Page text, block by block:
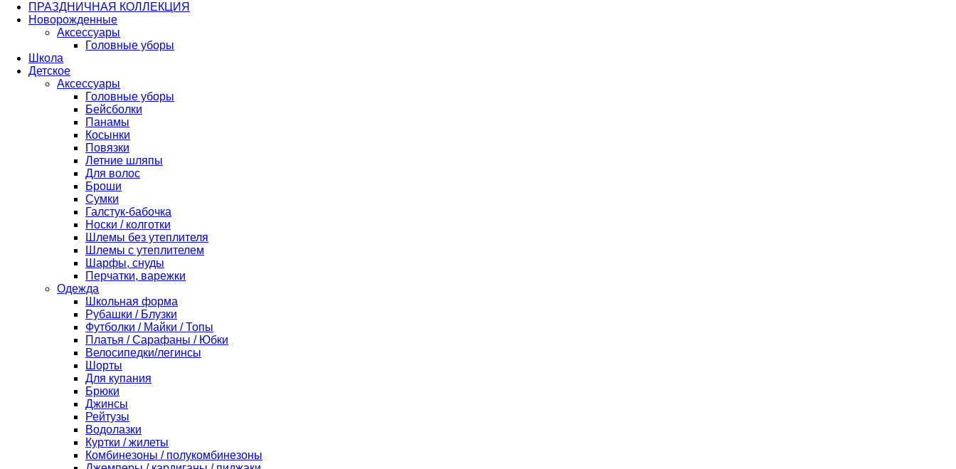
ПРАЗДНИЧНАЯ КОЛЛЕКЦИЯ
Новорожденные
Аксессуары
Головные уборы
Школа
Детское
Аксессуары
Головные уборы
Бейсболки
Панамы
Косынки
Повязки
Летние шляпы
Для волос
Броши
Сумки
Галстук-бабочка
Носки / колготки
Шлемы без утеплителя
Шлемы с утеплителем
Шарфы, снуды
Перчатки, варежки
Одежда
Школьная форма
Рубашки / Блузки
Футболки / Майки / Топы
Платья / Сарафаны / Юбки
Велосипедки/легинсы
Шорты
Для купания
Брюки
Джинсы
Рейтузы
Водолазки
Куртки / жилеты
Комбинезоны / полукомбинезоны